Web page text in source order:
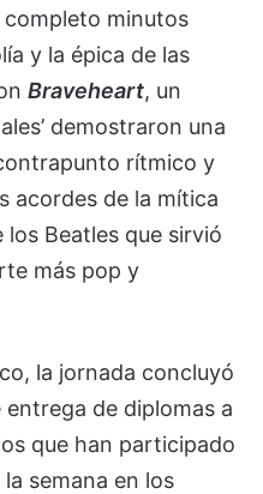
minutos
y la épica de las
Braveheart, un
demostraron una
rítmico y
acordes de la mítica
los Beatles que sirvió
más pop y
la jornada concluyó
de diplomas a
que han participado
semana en los